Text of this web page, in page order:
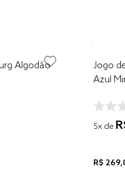
Algodão
Jogo
Azul
5x de
R$ 269,